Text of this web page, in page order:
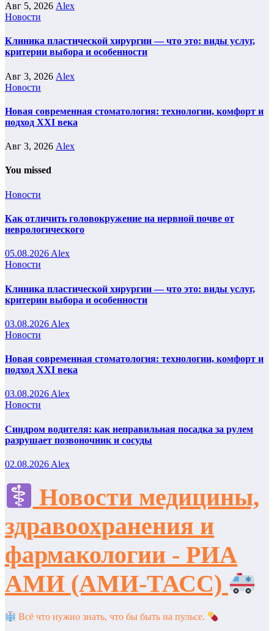
Авг 5, 2026 Alex
Новости
Клиника пластической хирургии — что это: виды услуг,
критерии выбора и особенности
Авг 3, 2026 Alex
Новости
Новая современная стоматология: технологии, комфорт и
подход XXI века
Авг 3, 2026 Alex
You missed
Новости
Как отличить головокружение на нервной почве от
неврологического
05.08.2026 Alex
Новости
Клиника пластической хирургии — что это: виды услуг,
критерии выбора и особенности
03.08.2026 Alex
Новости
Новая современная стоматология: технологии, комфорт и
подход XXI века
03.08.2026 Alex
Новости
Синдром водителя: как неправильная посадка за рулем
разрушает позвоночник и сосуды
02.08.2026 Alex
Новости медицины,
здравоохранения и
фармакологии - РИА
АМИ (АМИ-ТАСС)
Всё что нужно знать, что бы быть на пульсе.